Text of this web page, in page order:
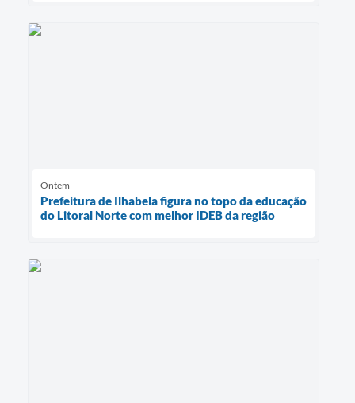
Ontem
Prefeitura de Ilhabela figura no topo da educação
do Litoral Norte com melhor IDEB da região